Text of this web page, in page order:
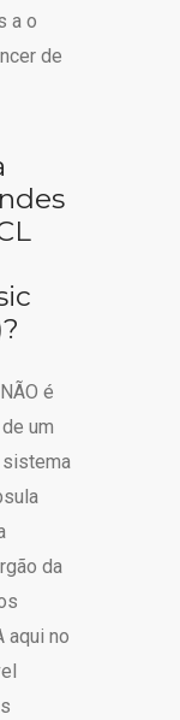
a o
de
é
um
sistema
da
aqui no